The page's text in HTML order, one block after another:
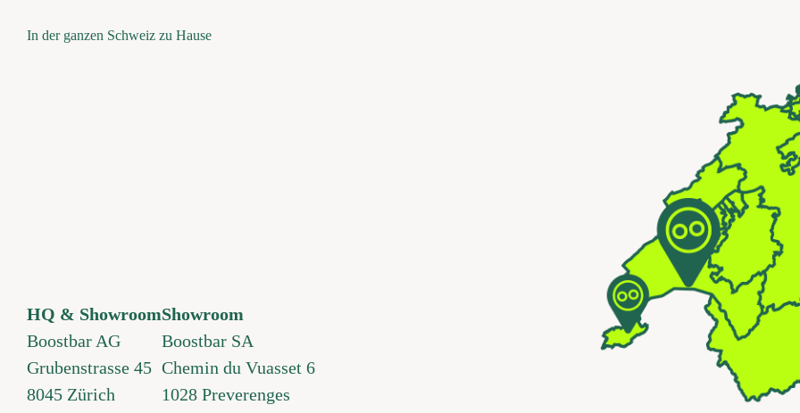
In der ganzen Schweiz zu Hause
HQ & Showroom
Boostbar AG
Grubenstrasse 45
8045 Zürich
Showroom
Boostbar SA
Chemin du Vuasset 6
1028 Preverenges